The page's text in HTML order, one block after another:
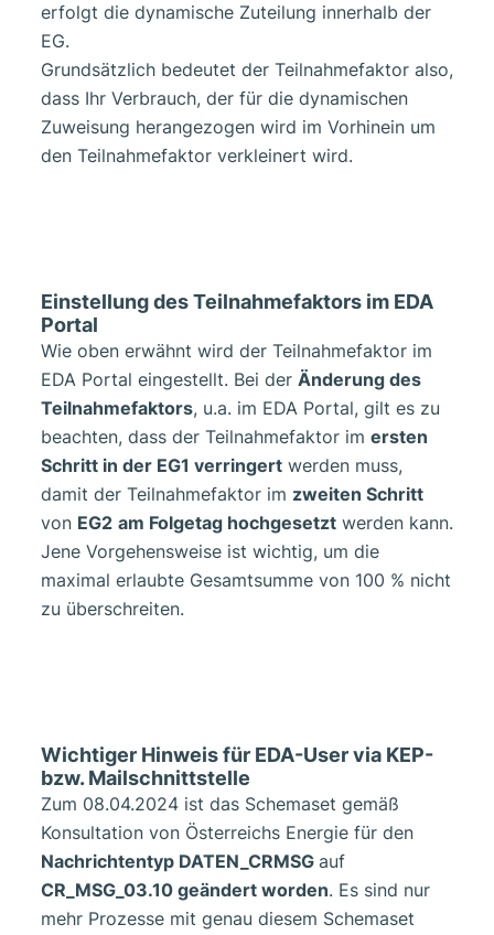
erfolgt die dynamische Zuteilung innerhalb der
EG.
Grundsätzlich bedeutet der Teilnahmefaktor also,
dass Ihr Verbrauch, der für die dynamischen
Zuweisung herangezogen wird im Vorhinein um
den Teilnahmefaktor verkleinert wird.
Einstellung des Teilnahmefaktors im EDA
Portal
Wie oben erwähnt wird der Teilnahmefaktor im
EDA Portal eingestellt. Bei der Änderung des
Teilnahmefaktors, u.a. im EDA Portal, gilt es zu
beachten, dass der Teilnahmefaktor im ersten
Schritt in der EG1 verringertwerden muss,
damit der Teilnahmefaktor im zweiten Schritt
von EG2 am Folgetag hochgesetztwerden kann.
Jene Vorgehensweise ist wichtig, um die
maximal erlaubte Gesamtsumme von 100 % nicht
zu überschreiten.
Wichtiger Hinweis für EDA-User via KEP-
bzw. Mailschnittstelle
Zum 08.04.2024 ist das Schemaset gemäß
Konsultation von Österreichs Energie für den
Nachrichtentyp DATEN_CRMSG auf
CR_MSG_03.10geändert worden. Es sind nur
mehr Prozesse mit genau diesem Schemaset